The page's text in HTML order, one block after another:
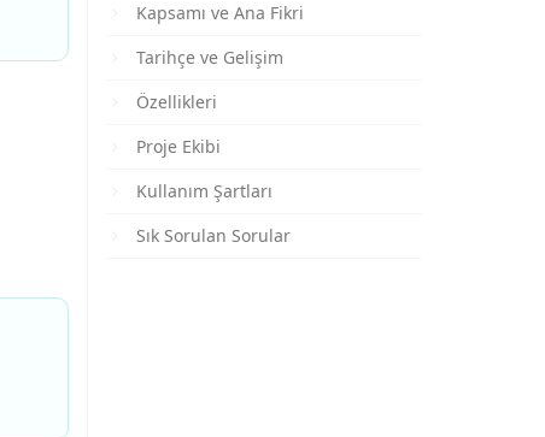
Kapsamı ve Ana Fikri
Tarihçe ve Gelişim
Özellikleri
Proje Ekibi
Kullanım Şartları
Sık Sorulan Sorular